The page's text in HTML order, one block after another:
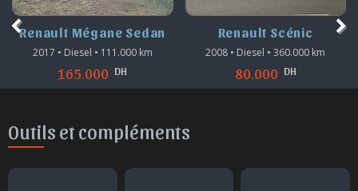
Renault Mégane Sedan
2017 • Diesel • 111.000 km
165.000 DH
Renault Scénic
2008 • Diesel • 360.000 km
80.000 DH
Outils et compléments